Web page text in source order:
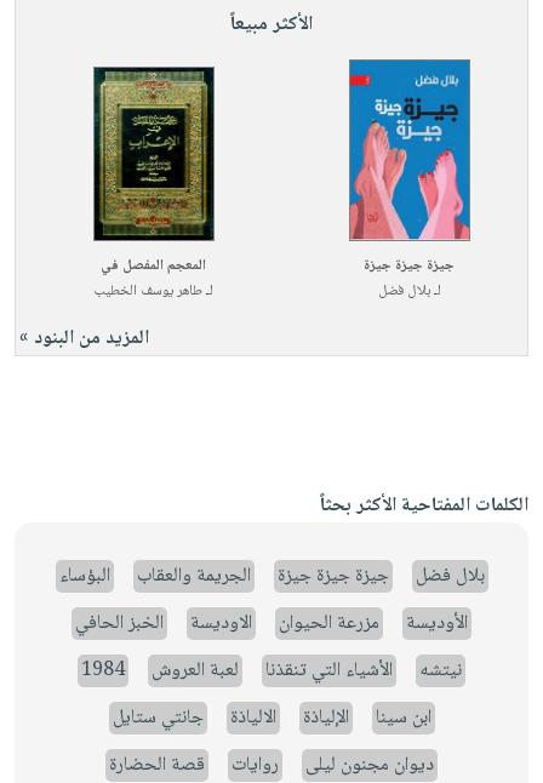
الأكثر مبيعاً
جيزة جيزة جيزة
لـبلال فضل
المعجم المفصل في
لـطاهر يوسف الخطيب
المزيد من البنود »
الكلمات المفتاحية الأكثر بحثاً
بلال فضل جيزة جيزة جيزة الجريمة والعقاب
البؤساء
الأوديسة
مزرعة الحيوان الاوديسة
الخبز الحافي
نيتشه
الأشياء التي تنقذنا لعبة العروش
1984
ابن سينا
الإلياذة الالياذة
جانتي ستايل
ديوان مجنون ليلى
روايات
قصة الحضارة